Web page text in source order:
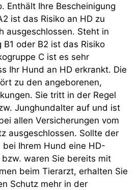
Enthält Ihre Bescheinigung
ist das Risiko an HD zu
ausgeschlossen. Steht in
B1 oder B2 ist das Risiko
C ist es sehr
Ihr Hund an HD erkrankt. Die
zu den angeborenen,
Sie tritt in der Regel
Junghundalter auf und ist
allen Versicherungen vom
ausgeschlossen. Sollte der
Ihrem Hund eine HD-
waren Sie bereits mit
beim Tierarzt, erhalten Sie
Schutz mehr in der